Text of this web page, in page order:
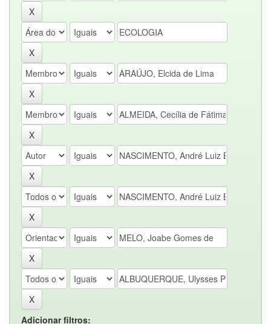
Adicionar filtros: